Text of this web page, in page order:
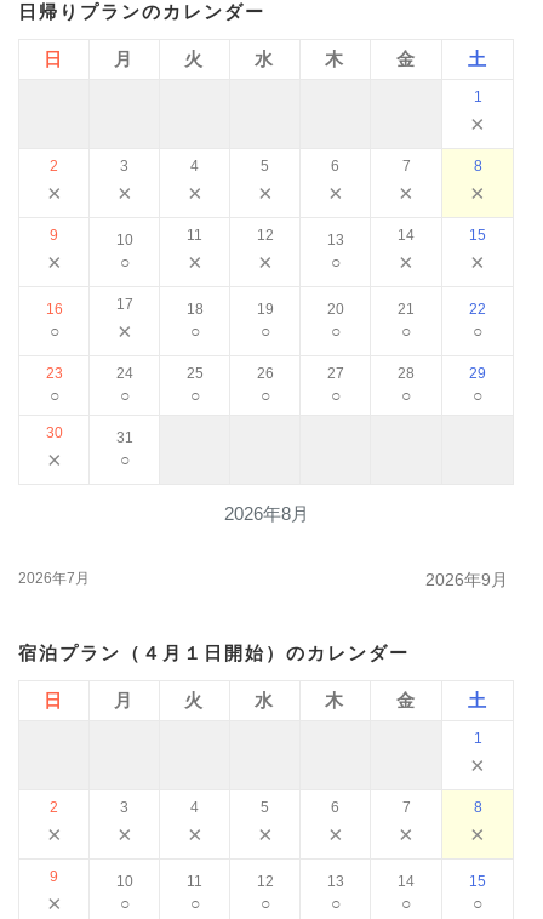
日帰りプランのカレンダー
2026年8月
日 月 火 水 木 金 土
1
×
2
×
3
×
4
×
5
×
6
×
7
×
8
×
9
×
10
○
11
×
12
×
13
○
14
×
15
×
16
○
17
×
18
○
19
○
20
○
21
○
22
○
23
○
24
○
25
○
26
○
27
○
28
○
29
○
30
×
31
○
2026年7月 2026年9月
宿泊プラン（４月１日開始）のカレンダー
日 月 火 水 木 金 土
1
×
2
×
3
×
4
×
5
×
6
×
7
×
8
×
9
×
10
○
11
○
12
○
13
○
14
○
15
○